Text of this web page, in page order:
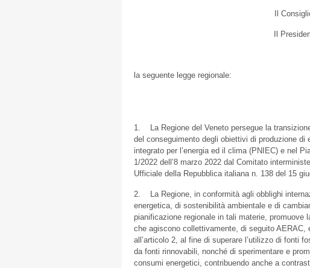
Il
Il
la seguente legge regionale:
1. La Regione del Veneto persegue la
del conseguimento degli obiettivi di produzione
integrato per l’energia ed il clima (PNIEC) e nel
1/2022 dell’8 marzo 2022 dal Comitato
Ufficiale della Repubblica italiana n. 138 del 15
2. La Regione, in conformità agli obblighi
energetica, di sostenibilità ambientale e di
pianificazione regionale in tali materie, promuove
che agiscono collettivamente, di seguito
all’articolo 2, al fine di superare l’utilizzo di fonti
da fonti rinnovabili, nonché di sperimentare e
consumi energetici, contribuendo anche a